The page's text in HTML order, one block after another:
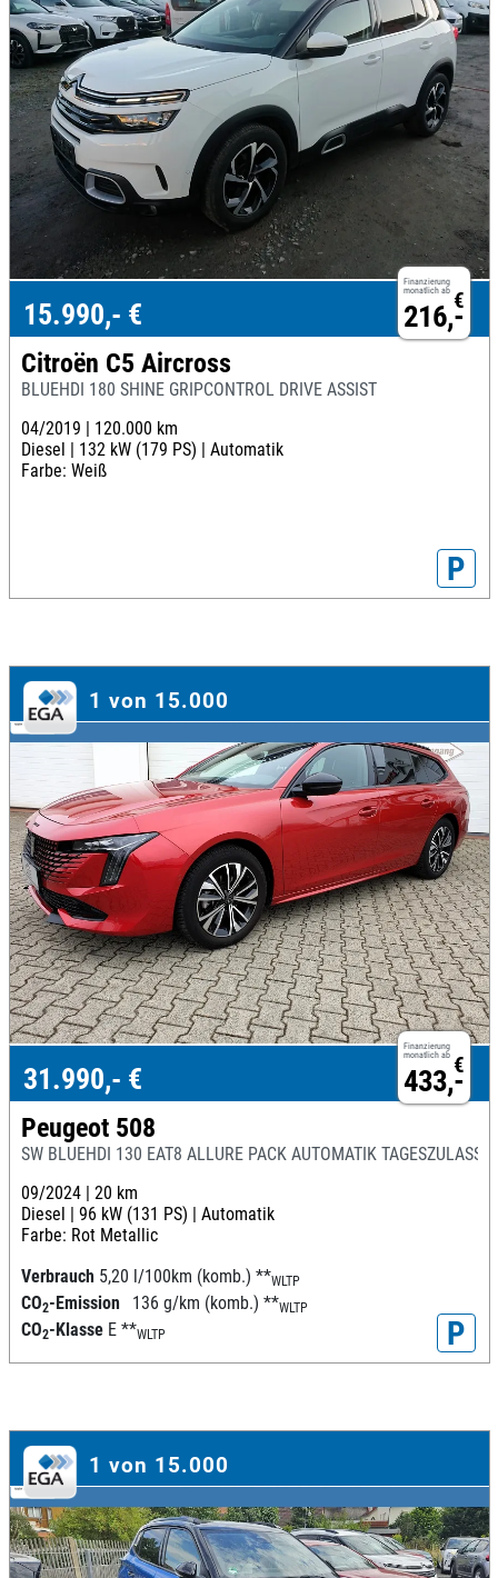
Finanzierung
monatlich ab €
216,-
15.990,- €
Citroën C5 Aircross
BLUEHDI 180 SHINE GRIPCONTROL DRIVE ASSIST
04/2019 | 120.000 km
Diesel | 132 kW (179 PS) | Automatik
Farbe: Weiß
P
1 von 15.000
Finanzierung
monatlich ab €
433,-
31.990,- €
Peugeot 508
SW BLUEHDI 130 EAT8 ALLURE PACK AUTOMATIK
09/2024 | 20 km
Diesel | 96 kW (131 PS) | Automatik
Farbe: Rot Metallic
Verbrauch 5,20 l/100km (komb.) **WLTP
CO2-Emission 136 g/km (komb.) **WLTP
CO2-Klasse E **WLTP P
1 von 15.000